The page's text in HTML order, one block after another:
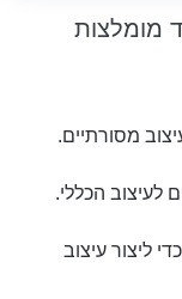
מומלצות
מסורתיים.
לעיצוב הכללי.
ליצור עיצוב